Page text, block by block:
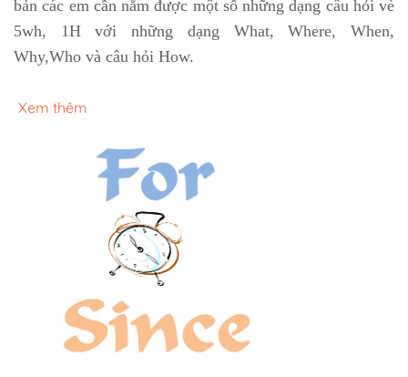
bản các em cần nắm được một số những dạng câu hỏi vè
5wh, 1H với những dạng What, Where, When,
Why,Who và câu hỏi How.
Xem thêm